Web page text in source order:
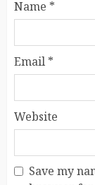
Name *
Email *
Website
Save my